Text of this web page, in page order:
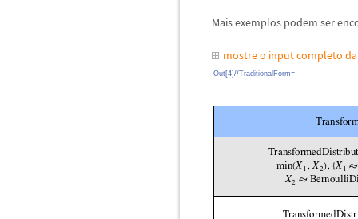
Mais exemplos podem ser
mostre o input completo
Out[4]//TraditionalForm=